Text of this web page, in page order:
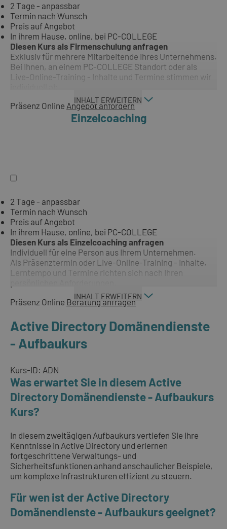
2 Tage - anpassbar
Termin nach Wunsch
Preis auf Angebot
In ihrem Hause, online, bei PC-COLLEGE
Diesen Kurs als Firmenschulung anfragen
Exklusiv für mehrere Mitarbeitende Ihres Unternehmens.
Bei Ihnen, an einem PC-COLLEGE Standort oder als
Live-Online-Training - Inhalte und Termine stimmen wir
INHALT ERWEITERN
Präsenz Online Angebot anfordern
Einzelcoaching
2 Tage - anpassbar
Termin nach Wunsch
Preis auf Angebot
In ihrem Hause, online, bei PC-COLLEGE
Diesen Kurs als Einzelcoaching anfragen
Individuell für eine Person aus Ihrem Unternehmen.
Als Präsenztermin oder Live-Online-Training - Inhalte,
Lerntempo und Termine richten sich nach Ihren
INHALT ERWEITERN
Präsenz Online Beratung anfragen
Active Directory Domänendienste
- Aufbaukurs
Kurs-ID: ADN
Was erwartet Sie in diesem Active
Directory Domänendienste - Aufbaukurs
Kurs?
In diesem zweitägigen Aufbaukurs vertiefen Sie Ihre
Kenntnisse in Active Directory und erlernen
fortgeschrittene Verwaltungs- und
Sicherheitsfunktionen anhand anschaulicher Beispiele,
um komplexe Infrastrukturen effizient zu steuern.
Für wen ist der Active Directory
Domänendienste - Aufbaukurs geeignet?